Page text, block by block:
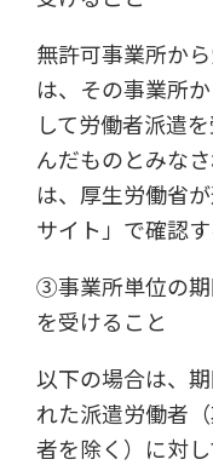
無許可事業所か
は、その事業所
して労働者派遣
んだものとみな
は、厚生労働省
サイト」で確認
③事業所単位の期
を受けること
以下の場合は、
れた派遣労働者
者を除く）に対